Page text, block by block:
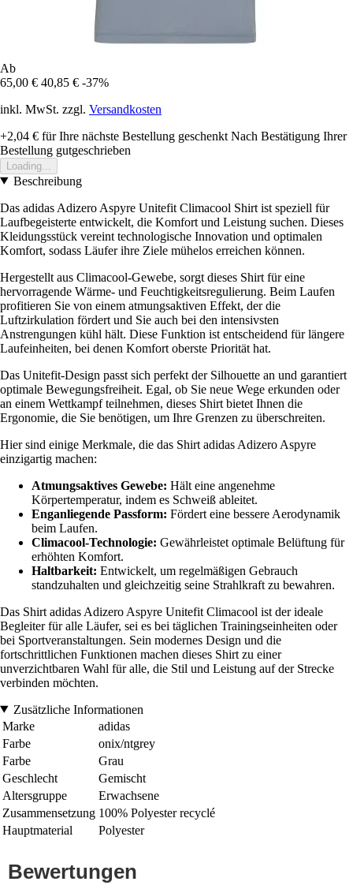
Ab
65,00 € 40,85 € -37%
inkl. MwSt. zzgl. Versandkosten
+2,04 € für Ihre nächste Bestellung geschenkt Nach Bestätigung Ihrer
Bestellung gutgeschrieben
Loading...
Beschreibung
Das adidas Adizero Aspyre Unitefit Climacool Shirt ist speziell für
Laufbegeisterte entwickelt, die Komfort und Leistung suchen. Dieses
Kleidungsstück vereint technologische Innovation und optimalen
Komfort, sodass Läufer ihre Ziele mühelos erreichen können.
Hergestellt aus Climacool-Gewebe, sorgt dieses Shirt für eine
hervorragende Wärme- und Feuchtigkeitsregulierung. Beim Laufen
profitieren Sie von einem atmungsaktiven Effekt, der die
Luftzirkulation fördert und Sie auch bei den intensivsten
Anstrengungen kühl hält. Diese Funktion ist entscheidend für längere
Laufeinheiten, bei denen Komfort oberste Priorität hat.
Das Unitefit-Design passt sich perfekt der Silhouette an und garantiert
optimale Bewegungsfreiheit. Egal, ob Sie neue Wege erkunden oder
an einem Wettkampf teilnehmen, dieses Shirt bietet Ihnen die
Ergonomie, die Sie benötigen, um Ihre Grenzen zu überschreiten.
Hier sind einige Merkmale, die das Shirt adidas Adizero Aspyre
einzigartig machen:
Atmungsaktives Gewebe: Hält eine angenehme
Körpertemperatur, indem es Schweiß ableitet.
Enganliegende Passform: Fördert eine bessere Aerodynamik
beim Laufen.
Climacool-Technologie: Gewährleistet optimale Belüftung für
erhöhten Komfort.
Haltbarkeit: Entwickelt, um regelmäßigen Gebrauch
standzuhalten und gleichzeitig seine Strahlkraft zu bewahren.
Das Shirt adidas Adizero Aspyre Unitefit Climacool ist der ideale
Begleiter für alle Läufer, sei es bei täglichen Trainingseinheiten oder
bei Sportveranstaltungen. Sein modernes Design und die
fortschrittlichen Funktionen machen dieses Shirt zu einer
unverzichtbaren Wahl für alle, die Stil und Leistung auf der Strecke
verbinden möchten.
Zusätzliche Informationen
Marke
adidas
Farbe
onix/ntgrey
Farbe
Grau
Geschlecht
Gemischt
Altersgruppe
Erwachsene
Zusammensetzung 100% Polyester recyclé
Hauptmaterial
Polyester